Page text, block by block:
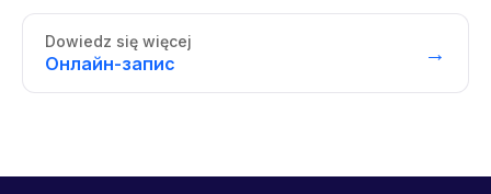
Dowiedz się więcej
Онлайн-запис →